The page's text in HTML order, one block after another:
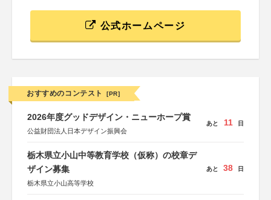
公式ホームページ
おすすめのコンテスト [PR]
2026年度グッドデザイン・ニューホープ賞
公益財団法人日本デザイン振興会
あと 11 日
栃木県立小山中等教育学校（仮称）の校章デ
ザイン募集
栃木県立小山高等学校
あと 38 日